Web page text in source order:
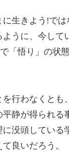
生きよう!で
うに、今して
「悟り」の状
行わなくとも
静が得られる
没頭している
良いだろう。